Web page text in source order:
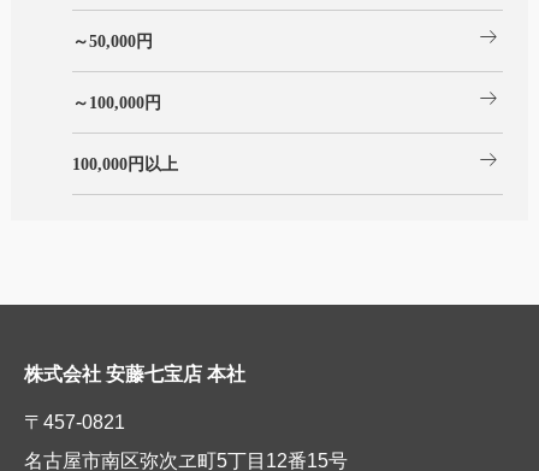
～50,000円 arrow_right_alt
～100,000円 arrow_right_alt
100,000円以上 arrow_right_alt
株式会社 安藤七宝店 本社
〒457-0821
名古屋市南区弥次ヱ町5丁目12番15号